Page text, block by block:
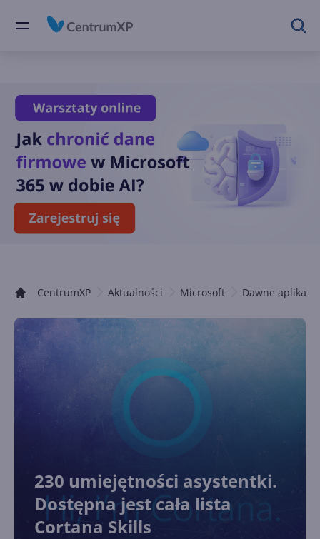
CentrumXP Aktualności Microsoft Dawne aplikacje
230 umiejętności asystentki.
Dostępna jest cała lista
Cortana Skills